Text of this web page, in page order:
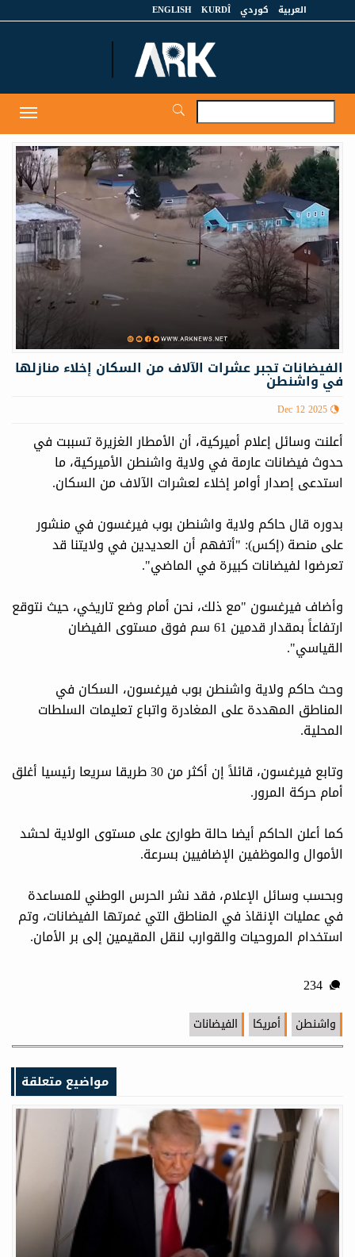
العربية كوردي KURDÎ
ENGLISH
الفيضانات تجبر عشرات الآلاف من السكان إخلاء منازلها
في واشنطن
Dec 12 2025
أعلنت وسائل إعلام أميركية، أن الأمطار الغزيرة تسببت في
حدوث فيضانات عارمة في ولاية واشنطن الأميركية، ما
استدعى إصدار أوامر إخلاء لعشرات الآلاف من السكان.
بدوره قال حاكم ولاية واشنطن بوب فيرغسون في منشور
على منصة (إكس): "أتفهم أن العديدين في ولايتنا قد
تعرضوا لفيضانات كبيرة في الماضي".
وأضاف فيرغسون "مع ذلك، نحن أمام وضع تاريخي، حيث نتوقع
ارتفاعاً بمقدار قدمين 61 سم فوق مستوى الفيضان
القياسي".
وحث حاكم ولاية واشنطن بوب فيرغسون، السكان في
المناطق المهددة على المغادرة واتباع تعليمات السلطات
المحلية.
وتابع فيرغسون، قائلاً إن أكثر من 30 طريقا سريعا رئيسيا أغلق
أمام حركة المرور.
كما أعلن الحاكم أيضا حالة طوارئ على مستوى الولاية لحشد
الأموال والموظفين الإضافيين بسرعة.
وبحسب وسائل الإعلام، فقد نشر الحرس الوطني للمساعدة
في عمليات الإنقاذ في المناطق التي غمرتها الفيضانات، وتم
استخدام المروحيات والقوارب لنقل المقيمين إلى بر الأمان.
واشنطن أمريكا الفيضانات
مواضيع متعلقة